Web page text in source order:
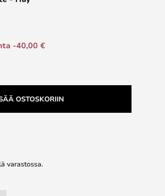
-40,00 €
OSTOSKORIIN
varastossa.